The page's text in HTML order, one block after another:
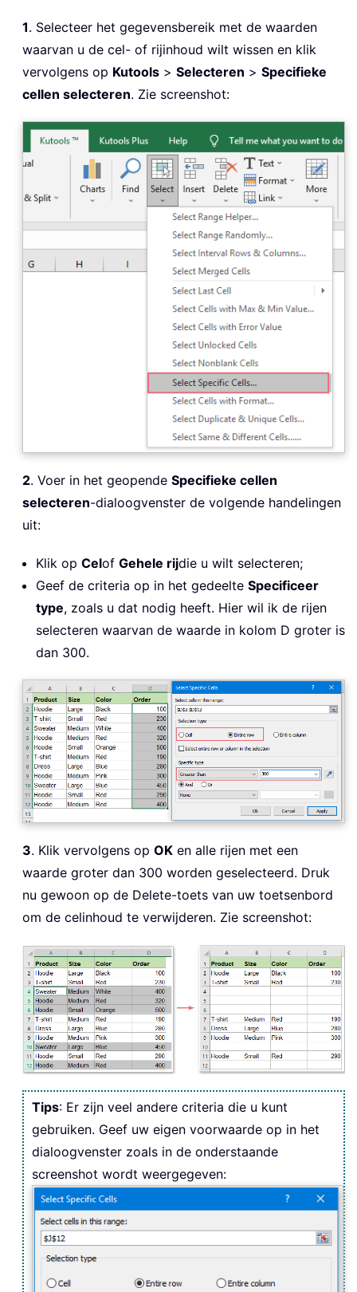
1. Selecteer het gegevensbereik met de waarden
waarvan u de cel- of rijinhoud wilt wissen en klik
vervolgens op Kutools > Selecteren > Specifieke
cellen selecteren. Zie screenshot:
2. Voer in het geopende Specifieke cellen
selecteren-dialoogvenster de volgende handelingen
uit:
Klik op Celof Gehele rijdie u wilt selecteren;
Geef de criteria op in het gedeelte Specificeer
type, zoals u dat nodig heeft. Hier wil ik de rijen
selecteren waarvan de waarde in kolom D groter is
dan 300.
3. Klik vervolgens op OK en alle rijen met een
waarde groter dan 300 worden geselecteerd. Druk
nu gewoon op de Delete-toets van uw toetsenbord
om de celinhoud te verwijderen. Zie screenshot:
Tips: Er zijn veel andere criteria die u kunt
gebruiken. Geef uw eigen voorwaarde op in het
dialoogvenster zoals in de onderstaande
screenshot wordt weergegeven: